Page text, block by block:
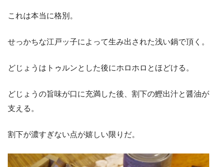
これは本当に格別。
せっかちな江戸ッ子によって生み出された浅い鍋で頂く。
どじょうはトゥルンとした後にホロホロとほどける。
どじょうの旨味が口に充満した後、割下の鰹出汁と醤油が
支える。
割下が濃すぎない点が嬉しい限りだ。